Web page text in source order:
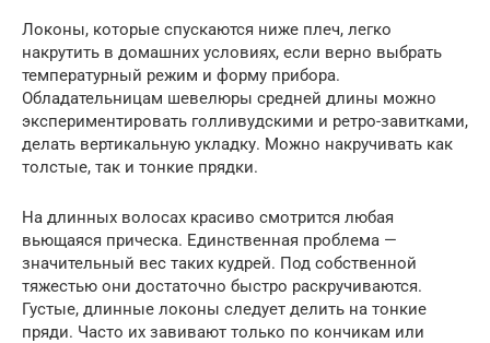
Локоны, которые спускаются ниже плеч, легко
накрутить в домашних условиях, если верно выбрать
температурный режим и форму прибора.
Обладательницам шевелюры средней длины можно
экспериментировать голливудскими и ретро-завитками,
делать вертикальную укладку. Можно накручивать как
толстые, так и тонкие прядки.
На длинных волосах красиво смотрится любая
вьющаяся прическа. Единственная проблема —
значительный вес таких кудрей. Под собственной
тяжестью они достаточно быстро раскручиваются.
Густые, длинные локоны следует делить на тонкие
пряди. Часто их завивают только по кончикам или